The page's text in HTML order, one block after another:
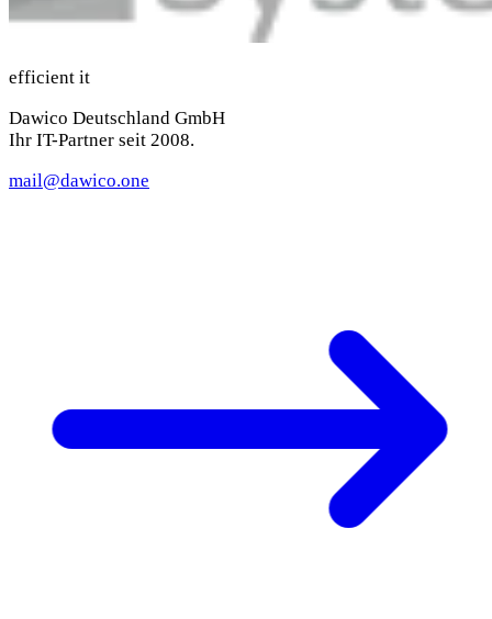
efficient it
Dawico Deutschland GmbH
Ihr IT-Partner seit 2008.
mail@dawico.one